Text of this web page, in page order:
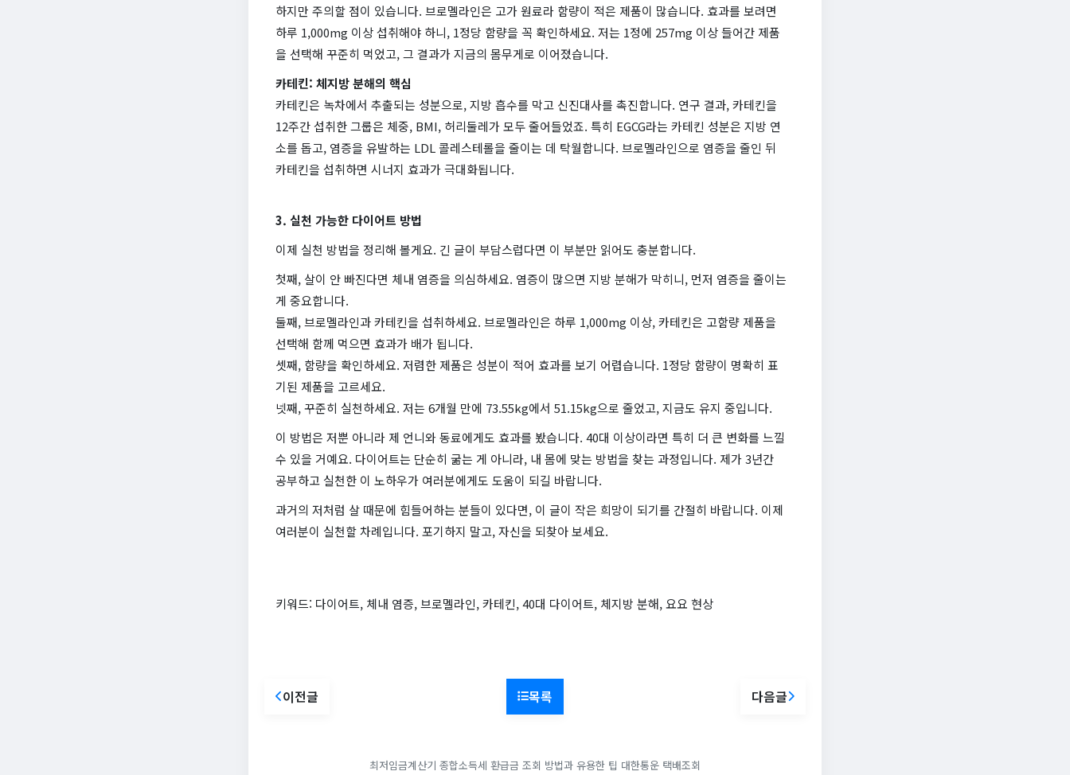
하지만 주의할 점이 있습니다. 브로멜라인은 고가 원료라 함량이 적은 제품이 많습니다. 효과를 보려면
하루 1,000mg 이상 섭취해야 하니, 1정당 함량을 꼭 확인하세요. 저는 1정에 257mg 이상 들어간 제품
을 선택해 꾸준히 먹었고, 그 결과가 지금의 몸무게로 이어졌습니다.
카테킨: 체지방 분해의 핵심
카테킨은 녹차에서 추출되는 성분으로, 지방 흡수를 막고 신진대사를 촉진합니다. 연구 결과, 카테킨을
12주간 섭취한 그룹은 체중, BMI, 허리둘레가 모두 줄어들었죠. 특히 EGCG라는 카테킨 성분은 지방 연
소를 돕고, 염증을 유발하는 LDL 콜레스테롤을 줄이는 데 탁월합니다. 브로멜라인으로 염증을 줄인 뒤
카테킨을 섭취하면 시너지 효과가 극대화됩니다.
3. 실천 가능한 다이어트 방법
이제 실천 방법을 정리해 볼게요. 긴 글이 부담스럽다면 이 부분만 읽어도 충분합니다.
첫째, 살이 안 빠진다면 체내 염증을 의심하세요. 염증이 많으면 지방 분해가 막히니, 먼저 염증을 줄이는
게 중요합니다.
둘째, 브로멜라인과 카테킨을 섭취하세요. 브로멜라인은 하루 1,000mg 이상, 카테킨은 고함량 제품을
선택해 함께 먹으면 효과가 배가 됩니다.
셋째, 함량을 확인하세요. 저렴한 제품은 성분이 적어 효과를 보기 어렵습니다. 1정당 함량이 명확히 표
기된 제품을 고르세요.
넷째, 꾸준히 실천하세요. 저는 6개월 만에 73.55kg에서 51.15kg으로 줄었고, 지금도 유지 중입니다.
이 방법은 저뿐 아니라 제 언니와 동료에게도 효과를 봤습니다. 40대 이상이라면 특히 더 큰 변화를 느낄
수 있을 거예요. 다이어트는 단순히 굶는 게 아니라, 내 몸에 맞는 방법을 찾는 과정입니다. 제가 3년간
공부하고 실천한 이 노하우가 여러분에게도 도움이 되길 바랍니다.
과거의 저처럼 살 때문에 힘들어하는 분들이 있다면, 이 글이 작은 희망이 되기를 간절히 바랍니다. 이제
여러분이 실천할 차례입니다. 포기하지 말고, 자신을 되찾아 보세요.
키워드: 다이어트, 체내 염증, 브로멜라인, 카테킨, 40대 다이어트, 체지방 분해, 요요 현상
이전글 목록 다음글
최저임금계산기 종합소득세 환급금 조회 방법과 유용한 팁 대한통운 택배조회